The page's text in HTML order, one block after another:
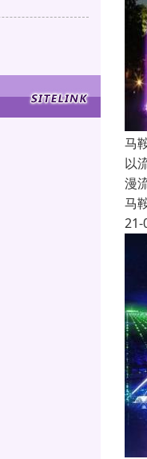
马
以
漫
马
21-